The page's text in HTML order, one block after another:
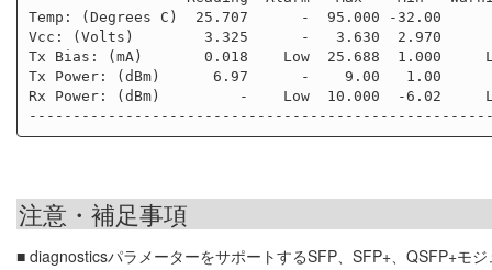
Temp: (Degrees C)  25.707      -  95.000 -32.00
Vcc: (Volts)        3.325      -   3.630  2.970
Tx Bias: (mA)       0.018    Low  25.688  1.000
Tx Power: (dBm)      6.97      -    9.00   1.00
Rx Power: (dBm)         -    Low  10.000  -6.02
注意・補足事項
■ diagnosticsパラメーターをサポートするSFP、SFP+、QSFP+モ